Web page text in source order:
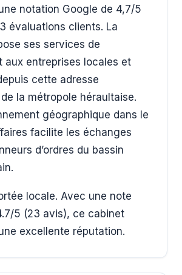
notation Google de 4,7/5
évaluations clients. La
ses services de
aux entreprises locales et
cette adresse
la métropole héraultaise.
géographique dans le
facilite les échanges
d’ordres du bassin
locale. Avec une note
5 (23 avis), ce cabinet
excellente réputation.